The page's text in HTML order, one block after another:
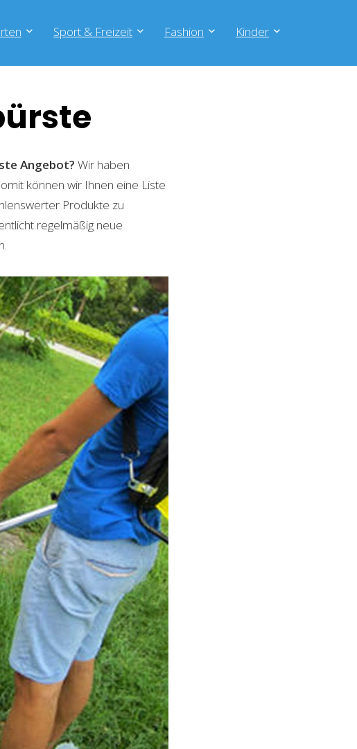
Sport & Freizeit Fashion Kinder
Angebot? Wir haben
können wir Ihnen eine Liste
Produkte zu
regelmäßig neue